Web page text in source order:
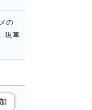
の
現車